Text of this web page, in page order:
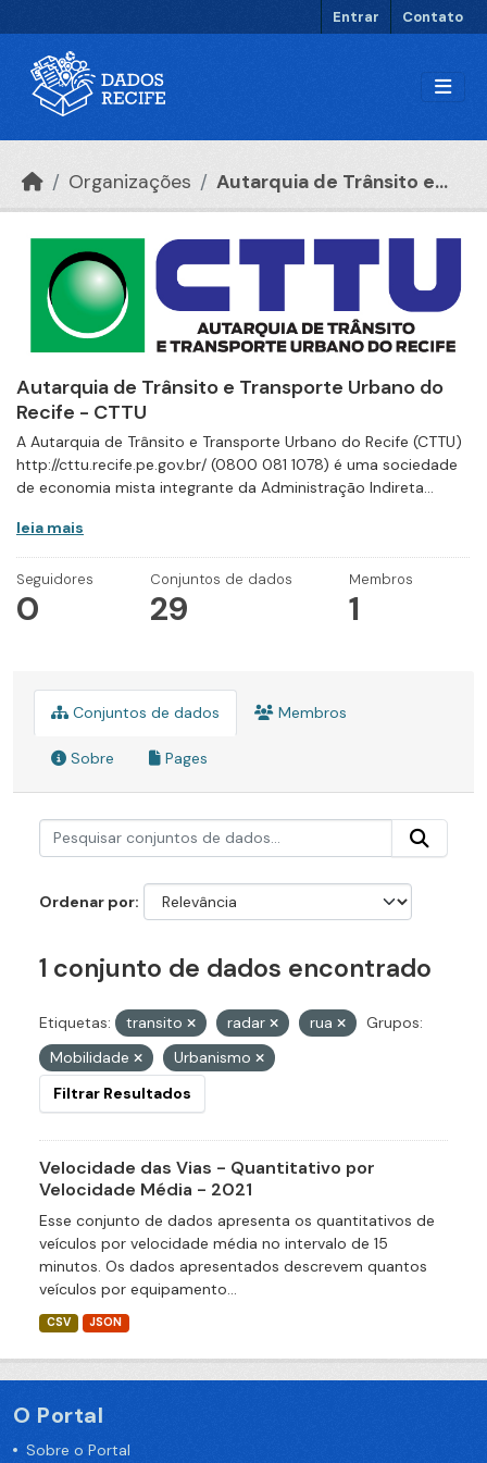
Entrar Contato
Organizações Autarquia de Trânsito e...
Autarquia de Trânsito e Transporte Urbano do
Recife - CTTU
A Autarquia de Trânsito e Transporte Urbano do Recife (CTTU)
http://cttu.recife.pe.gov.br/ (0800 081 1078) é uma sociedade
de economia mista integrante da Administração Indireta...
leia mais
Seguidores
0
Conjuntos de dados
29
Membros
1
Conjuntos de dados Membros
Sobre Pages
Ordenar por
1 conjunto de dados encontrado
Etiquetas: transito radar rua
Grupos:
Mobilidade
Urbanismo
Filtrar Resultados
Velocidade das Vias - Quantitativo por
Velocidade Média - 2021
Esse conjunto de dados apresenta os quantitativos de
veículos por velocidade média no intervalo de 15
minutos. Os dados apresentados descrevem quantos
veículos por equipamento...
CSV JSON
O Portal
Sobre o Portal